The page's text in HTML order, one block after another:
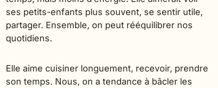
ses petits-enfants plus souvent, se sentir utile,
partager. Ensemble, on peut rééquilibrer nos
quotidiens.
Elle aime cuisiner longuement, recevoir, prendre
son temps. Nous, on a tendance à bâcler les